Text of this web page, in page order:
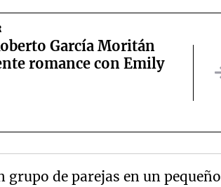
García Moritán
romance con Emily
de parejas en un pequeño